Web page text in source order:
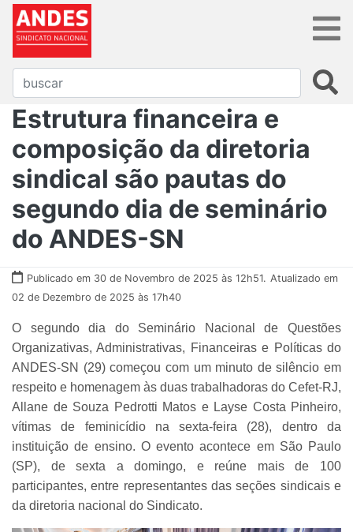
Estrutura financeira e
composição da diretoria
sindical são pautas do
segundo dia de seminário
do ANDES-SN
Publicado em 30 de Novembro de 2025 às 12h51. Atualizado em
02 de Dezembro de 2025 às 17h40
O segundo dia do Seminário Nacional de Questões
Organizativas, Administrativas, Financeiras e Políticas do
ANDES-SN (29) começou com um minuto de silêncio em
respeito e homenagem às duas trabalhadoras do Cefet-RJ,
Allane de Souza Pedrotti Matos e Layse Costa Pinheiro,
vítimas de feminicídio na sexta-feira (28), dentro da
instituição de ensino. O evento acontece em São Paulo
(SP), de sexta a domingo, e reúne mais de 100
participantes, entre representantes das seções sindicais e
da diretoria nacional do Sindicato.